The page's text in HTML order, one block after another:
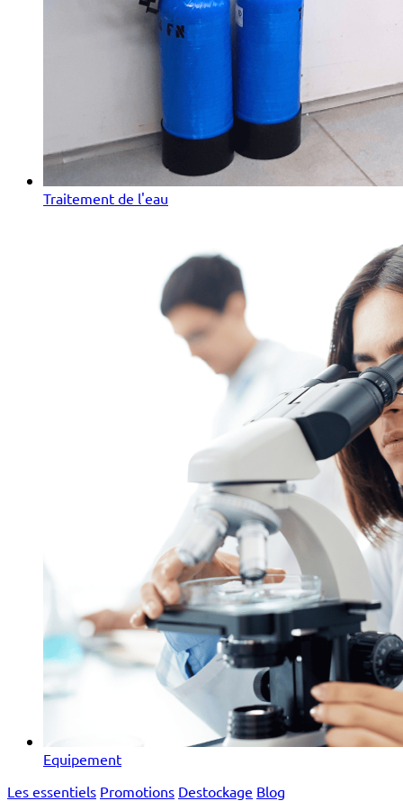
Traitement de l'eau
Equipement
Les essentiels Promotions Destockage Blog